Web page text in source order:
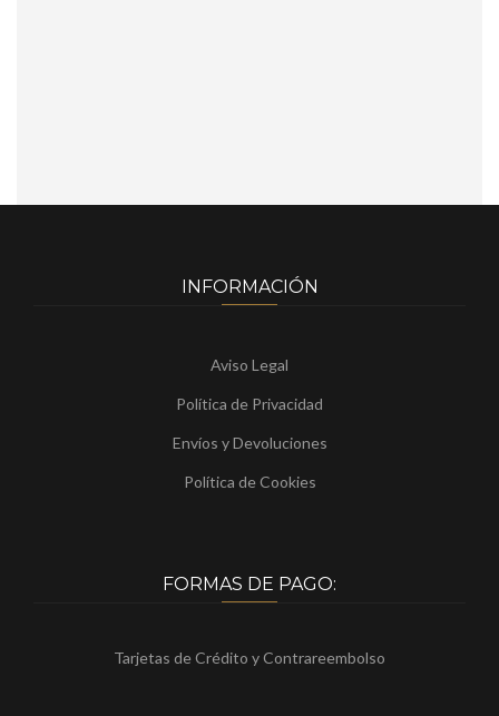
INFORMACIÓN
Aviso Legal
Política de Privacidad
Envíos y Devoluciones
Política de Cookies
FORMAS DE PAGO:
Tarjetas de Crédito y Contrareembolso